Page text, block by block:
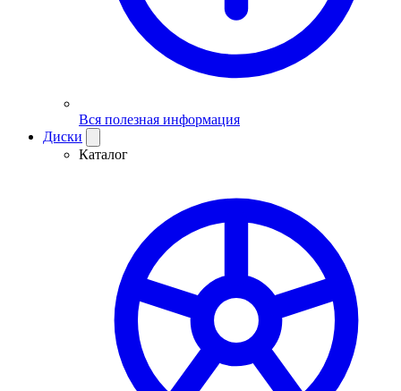
Вся полезная информация
Диски
Каталог